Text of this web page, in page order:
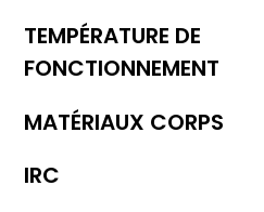
TEMPÉRATURE DE
FONCTIONNEMENT
MATÉRIAUX CORPS
IRC